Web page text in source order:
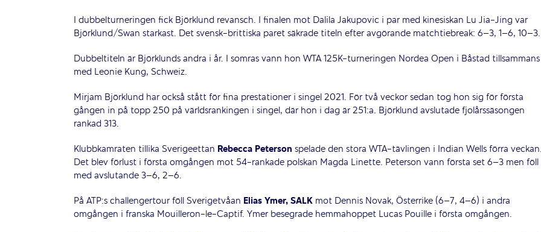
I dubbelturneringen fick Björklund revansch. I finalen mot Dalila Jakupovic i par med kinesiskan Lu Jia-Jing var
Björklund/Swan starkast. Det svensk-brittiska paret säkrade titeln efter avgörande matchtiebreak: 6–3, 1–6, 10–3.
Dubbeltiteln är Björklunds andra i år. I somras vann hon WTA 125K-turneringen Nordea Open i Båstad tillsammans
med Leonie Kung, Schweiz.
Mirjam Björklund har också stått för fina prestationer i singel 2021. För två veckor sedan tog hon sig för första
gången in på topp 250 på världsrankingen i singel, där hon i dag är 251:a. Björklund avslutade fjolårssäsongen
rankad 313.
Klubbkamraten tillika Sverigeettan Rebecca Peterson spelade den stora WTA-tävlingen i Indian Wells förra veckan.
Det blev förlust i första omgången mot 54-rankade polskan Magda Linette. Peterson vann första set 6–3 men föll
med avslutande 3–6, 2–6.
På ATP:s challengertour föll Sverigetvåan Elias Ymer, SALKmot Dennis Novak, Österrike (6–7, 4–6) i andra
omgången i franska Mouilleron-le-Captif. Ymer besegrade hemmahoppet Lucas Pouille i första omgången.